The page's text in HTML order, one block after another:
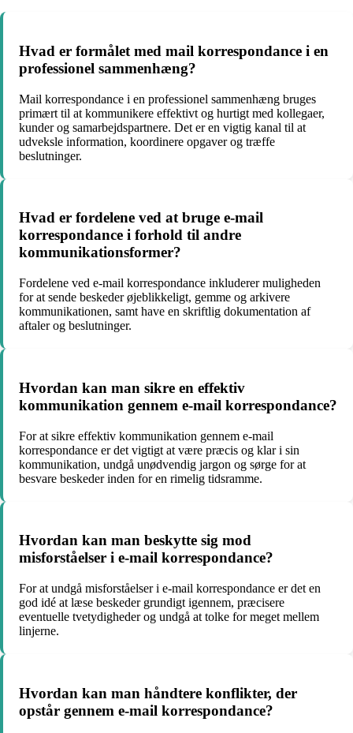
Hvad er formålet med mail korrespondance i en
professionel sammenhæng?
Mail korrespondance i en professionel sammenhæng bruges
primært til at kommunikere effektivt og hurtigt med kollegaer,
kunder og samarbejdspartnere. Det er en vigtig kanal til at
udveksle information, koordinere opgaver og træffe
beslutninger.
Hvad er fordelene ved at bruge e-mail
korrespondance i forhold til andre
kommunikationsformer?
Fordelene ved e-mail korrespondance inkluderer muligheden
for at sende beskeder øjeblikkeligt, gemme og arkivere
kommunikationen, samt have en skriftlig dokumentation af
aftaler og beslutninger.
Hvordan kan man sikre en effektiv
kommunikation gennem e-mail korrespondance?
For at sikre effektiv kommunikation gennem e-mail
korrespondance er det vigtigt at være præcis og klar i sin
kommunikation, undgå unødvendig jargon og sørge for at
besvare beskeder inden for en rimelig tidsramme.
Hvordan kan man beskytte sig mod
misforståelser i e-mail korrespondance?
For at undgå misforståelser i e-mail korrespondance er det en
god idé at læse beskeder grundigt igennem, præcisere
eventuelle tvetydigheder og undgå at tolke for meget mellem
linjerne.
Hvordan kan man håndtere konflikter, der
opstår gennem e-mail korrespondance?